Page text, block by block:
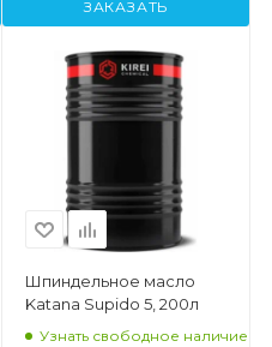
ЗАКАЗАТЬ
Шпиндельное масло
Katana Supido 5, 200л
Узнать свободное наличие